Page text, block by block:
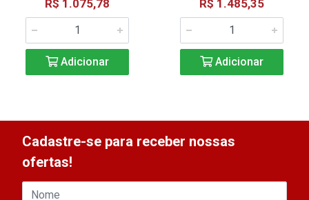
R$ 1.075,78
Adicionar
R$ 1.485,35
Adicionar
Cadastre-se para receber nossas
ofertas!